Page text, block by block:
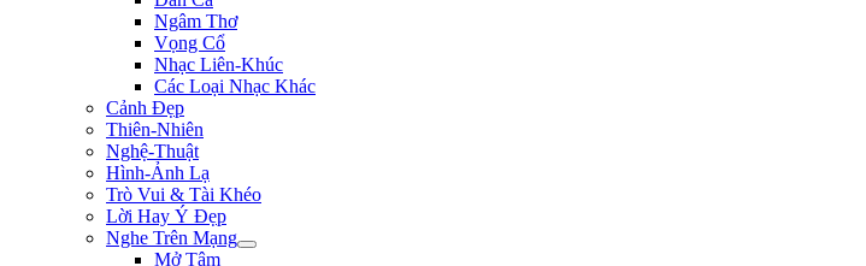
Ngâm Thơ
Vọng Cổ
Nhạc Liên-Khúc
Các Loại Nhạc Khác
Cảnh Đẹp
Thiên-Nhiên
Nghệ-Thuật
Hình-Ảnh Lạ
Trò Vui & Tài Khéo
Lời Hay Ý Đẹp
Nghe Trên Mạng
Mở Tâm